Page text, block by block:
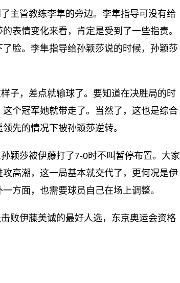
主管教练李隼的旁边。李隼指导可没有给
表情变化来看，肯定是受到了一些指责。
脸。李隼指导给孙颖莎说的时候，孙颖莎
子，差点就输球了。要知道在决胜局的时
个冠军她就带走了。当然了，这也是综合
先的情况下被孙颖莎逆转。
颖莎被伊藤打了7-0时不叫暂停布置。大家
高潮，这一局基本就交代了，更何况是伊
方面，也需要球员自己在场上调整。
败伊藤美诚的最好人选，东京奥运会资格